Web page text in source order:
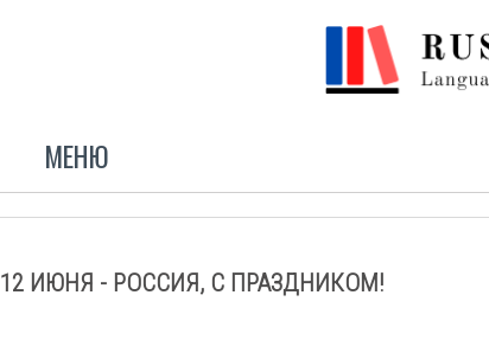
МЕНЮ
12 ИЮНЯ - РОССИЯ, С ПРАЗДНИКОМ!